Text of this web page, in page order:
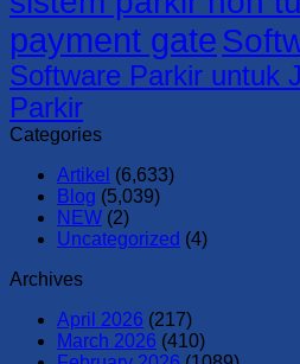
payment gate
Software Parkir untuk
Parkir
Categories
Artikel (6,633)
Blog (5,039)
NEW (2)
Uncategorized (4)
Archives
April 2026 (217)
March 2026 (410)